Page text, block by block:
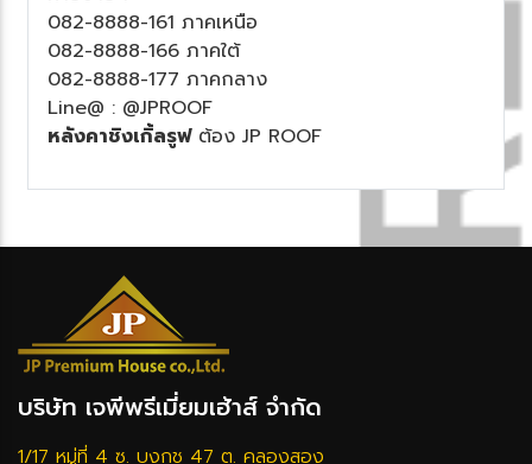
082-8888-161 ภาคเหนือ
082-8888-166 ภาคใต้
082-8888-177 ภาคกลาง
Line@ : @JPROOF
หลังคาชิงเกิ้ลรูฟต้อง JP ROOF
บริษัท เจพีพรีเมี่ยมเฮ้าส์ จำกัด
1/17 หมู่ที่ 4 ซ. บงกช 47 ต. คลองสอง